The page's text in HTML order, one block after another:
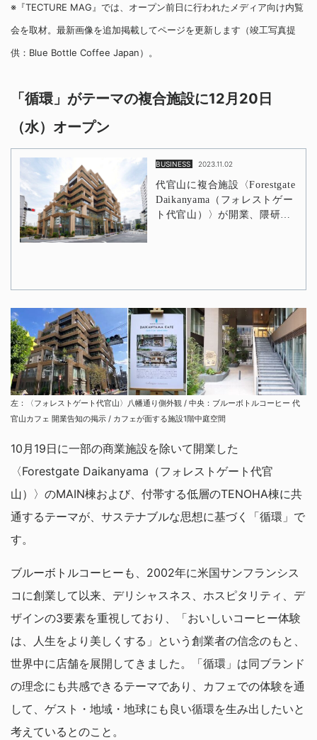
※『TECTURE MAG』では、オープン前日に行われたメディア向け内覧
会を取材。最新画像を追加掲載してページを更新します（竣工写真提
供：Blue Bottle Coffee Japan）。
「循環」がテーマの複合施設に12月20日
（水）オープン
左：〈フォレストゲート代官山〉八幡通り側外観 / 中央：ブルーボトルコーヒー 代
官山カフェ 開業告知の掲示 / カフェが面する施設1階中庭空間
10月19日に一部の商業施設を除いて開業した
〈Forestgate Daikanyama（フォレストゲート代官
山）〉のMAIN棟および、付帯する低層のTENOHA棟に共
通するテーマが、サステナブルな思想に基づく「循環」で
す。
ブルーボトルコーヒーも、2002年に米国サンフランシス
コに創業して以来、デリシャスネス、ホスピタリティ、デ
ザインの3要素を重視しており、「おいしいコーヒー体験
は、人生をより美しくする」という創業者の信念のもと、
世界中に店舗を展開してきました。「循環」は同ブランド
の理念にも共感できるテーマであり、カフェでの体験を通
して、ゲスト・地域・地球にも良い循環を生み出したいと
考えているとのこと。